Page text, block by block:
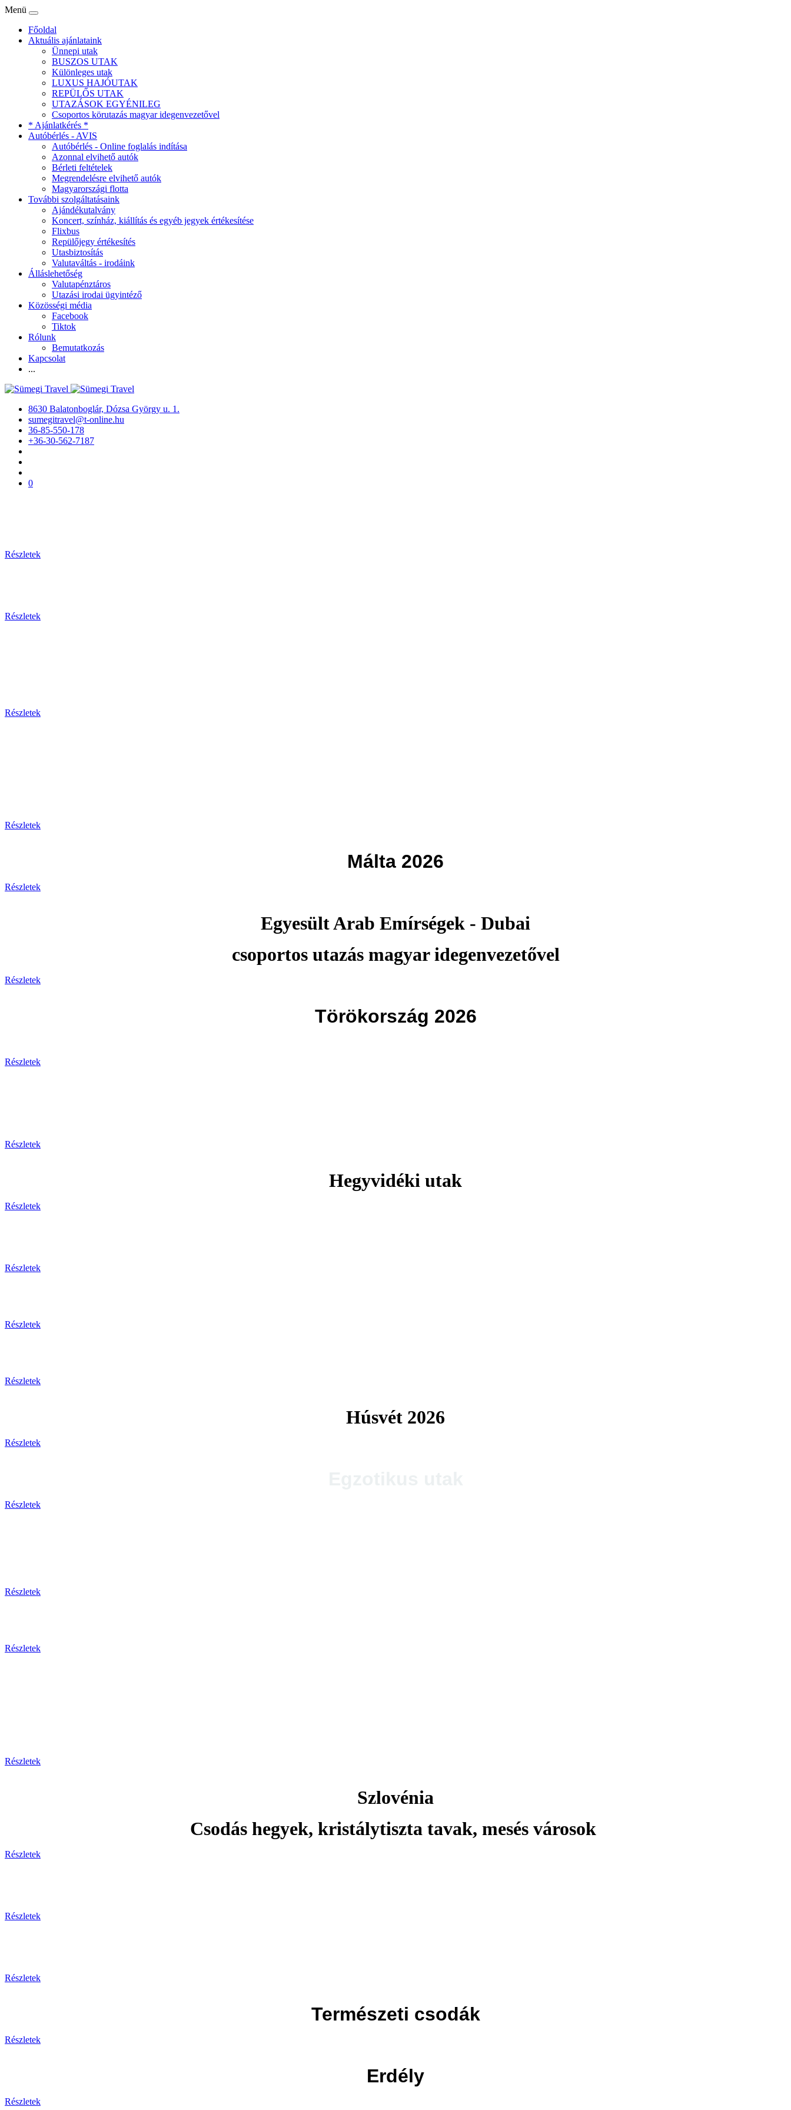
Menü
Főoldal
Aktuális ajánlataink
Ünnepi utak
BUSZOS UTAK
Különleges utak
LUXUS HAJÓUTAK
REPÜLŐS UTAK
UTAZÁSOK EGYÉNILEG
Csoportos körutazás magyar idegenvezetővel
* Ajánlatkérés *
Autóbérlés - AVIS
Autóbérlés - Online foglalás indítása
Azonnal elvihető autók
Bérleti feltételek
Megrendelésre elvihető autók
Magyarországi flotta
További szolgáltatásaink
Ajándékutalvány
Koncert, színház, kiállítás és egyéb jegyek értékesítése
Flixbus
Repülőjegy értékesítés
Utasbiztosítás
Valutaváltás - irodáink
Álláslehetőség
Valutapénztáros
Utazási irodai ügyintéző
Közösségi média
Facebook
Tiktok
Rólunk
Bemutatkozás
Kapcsolat
...
8630 Balatonboglár, Dózsa György u. 1.
sumegitravel@t-online.hu
36-85-550-178
+36-30-562-7187
0
Részletek
Részletek
Részletek
Részletek
Málta 2026
Részletek
Egyesült Arab Emírségek - Dubai
csoportos utazás magyar idegenvezetővel
Részletek
Törökország 2026
Részletek
Részletek
Hegyvidéki utak
Részletek
Részletek
Részletek
Részletek
Húsvét 2026
Részletek
Részletek
Részletek
Részletek
Részletek
Szlovénia
Csodás hegyek, kristálytiszta tavak, mesés városok
Részletek
Részletek
Részletek
Természeti csodák
Részletek
Erdély
Részletek